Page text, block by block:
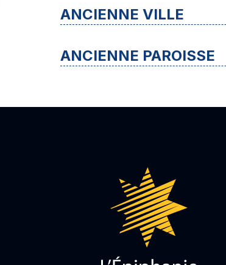
ANCIENNE VILLE
ANCIENNE PAROISSE